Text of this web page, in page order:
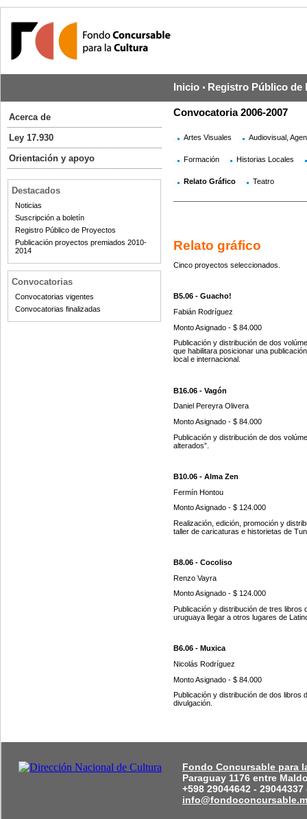
Inicio Registro Público de
Acerca de
Ley 17.930
Orientación y apoyo
Destacados
Noticias
Suscripción a boletín
Registro Público de Proyectos
Publicación proyectos premiados 2010-
2014
Convocatorias
Convocatorias vigentes
Convocatorias finalizadas
Convocatoria 2006-2007
Artes Visuales Audiovisual,
Formación Historias Locales
Relato Gráfico Teatro
Relato gráfico
Cinco proyectos seleccionados.
B5.06 - Guacho!
Fabián Rodríguez
Monto Asignado - $ 84.000
Publicación y distribución de dos
que habilitara posicionar una
local e internacional.
B16.06 - Vagón
Daniel Pereyra Olivera
Monto Asignado - $ 84.000
Publicación y distribución de dos
alterados”.
B10.06 - Alma Zen
Fermín Hontou
Monto Asignado - $ 124.000
Realización, edición, promoción y
taller de caricaturas e historietas de
B8.06 - Cocoliso
Renzo Vayra
Monto Asignado - $ 124.000
Publicación y distribución de tres libros
uruguaya llegar a otros lugares de
B6.06 - Muxica
Nicolás Rodríguez
Monto Asignado - $ 84.000
Publicación y distribución de dos libros
divulgación.
Fondo Concursable para
Paraguay 1176 entre
+598 29044642 -